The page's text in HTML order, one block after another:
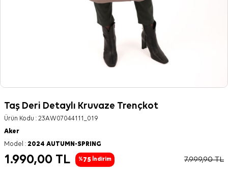
Taş Deri Detaylı Kruvaze Trençkot
Ürün Kodu : 23AW07044111_019
Aker
Model : 2024 AUTUMN-SPRING
1.990,00 TL %75 İndirim 7.999,90TL